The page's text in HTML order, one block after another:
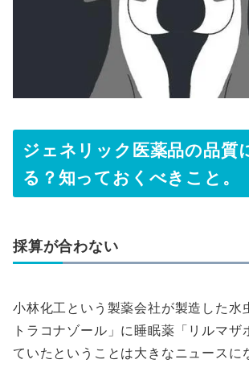
ジェネリック医薬品の品質
る？知っておくべきこと。
採算が合わない
小林化工という製薬会社が製造した水
トラコナゾール」に睡眠薬「リルマザ
ていたということは大きなニュースに